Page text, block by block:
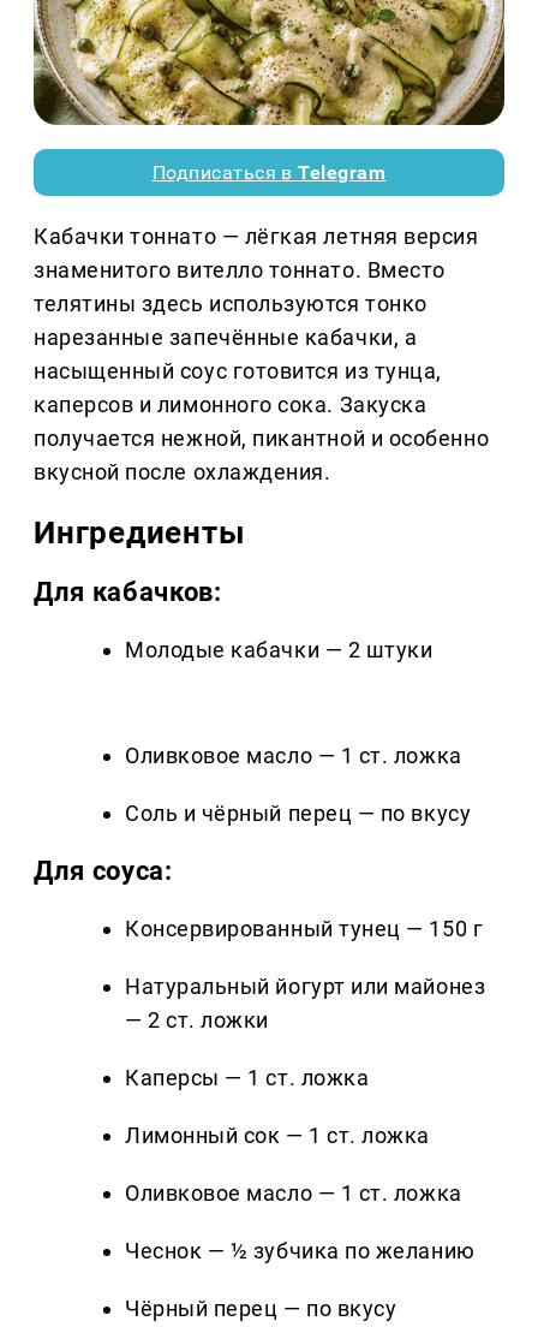
Подписаться вTelegram
Кабачки тоннато — лёгкая летняя версия
знаменитого вителло тоннато. Вместо
телятины здесь используются тонко
нарезанные запечённые кабачки, а
насыщенный соус готовится из тунца,
каперсов и лимонного сока. Закуска
получается нежной, пикантной и особенно
вкусной после охлаждения.
Ингредиенты
Для кабачков:
Молодые кабачки — 2 штуки
Оливковое масло — 1 ст. ложка
Соль и чёрный перец — по вкусу
Для соуса:
Консервированный тунец — 150 г
Натуральный йогурт или майонез
— 2 ст. ложки
Каперсы — 1 ст. ложка
Лимонный сок — 1 ст. ложка
Оливковое масло — 1 ст. ложка
Чеснок — ½ зубчика по желанию
Чёрный перец — по вкусу